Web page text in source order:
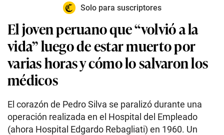
Solo para suscriptores
El joven peruano que “volvió a la
vida” luego de estar muerto por
varias horas y cómo lo salvaron los
médicos
El corazón de Pedro Silva se paralizó durante una
operación realizada en el Hospital del Empleado
(ahora Hospital Edgardo Rebagliati) en 1960. Un